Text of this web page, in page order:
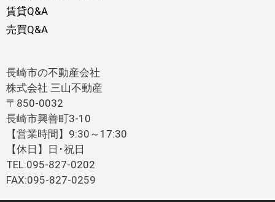
賃貸Q&A
売買Q&A
長崎市の不動産会社
株式会社 三山不動産
〒850-0032
長崎市興善町3-10
【営業時間】9:30～17:30
【休日】日･祝日
TEL:095-827-0202
FAX:095-827-0259